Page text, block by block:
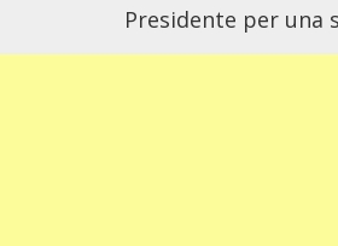
Presidente per una